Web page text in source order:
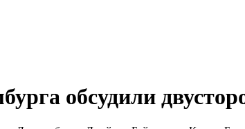
обсудили